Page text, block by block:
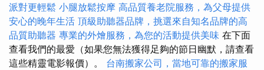
派對更輕鬆 小腿放鬆按摩 高品質養老院服務，為父母提供
安心的晚年生活 頂級助聽器品牌，挑選來自知名品牌的高
品質助聽器 專業的外燴服務，為您的活動提供美味 在下面
查看我們的最愛（如果您無法獲得足夠的節日幽默，請查看
這些精靈電影報價）。 台南搬家公司，當地可靠的搬家服